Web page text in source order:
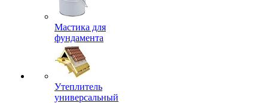
Мастика для
фундамента
Утеплитель
универсальный